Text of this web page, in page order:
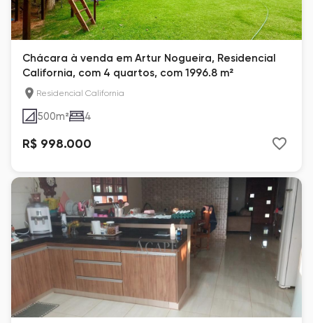
Chácara à venda em Artur Nogueira, Residencial
California, com 4 quartos, com 1996.8 m²
Residencial California
500m² 4
R$ 998.000